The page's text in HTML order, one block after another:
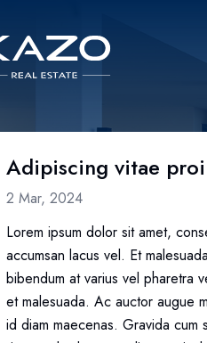
Adipiscing vitae
2 Mar, 2024
Lorem ipsum dolor sit amet,
accumsan lacus vel. Et
bibendum at varius vel pharetra
et malesuada. Ac auctor augue
id diam maecenas. Gravida cum